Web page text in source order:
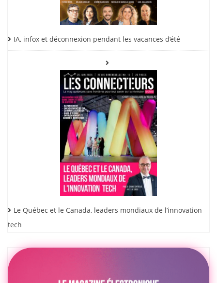
IA, infox et déconnexion pendant les vacances d’été
Le Québec et le Canada, leaders mondiaux de l’innovation
tech